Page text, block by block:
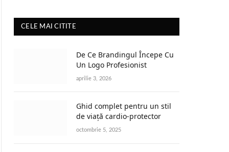
CELE MAI CITITE
De Ce Brandingul Începe Cu
Un Logo Profesionist
aprilie 3, 2026
Ghid complet pentru un stil
de viață cardio-protector
octombrie 5, 2025